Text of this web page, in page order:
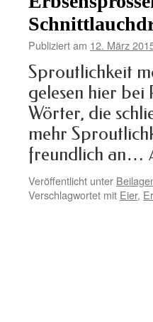
Publiziert am 12. März
Sproutlichkeit
gelesen hier
Wörter, die
mehr
freundlich an…
Veröffentlicht unter
Verschlagwortet mit Eier,